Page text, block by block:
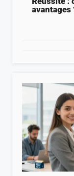
avantages